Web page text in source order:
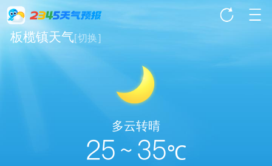
板榄镇天气[切换]
多云转晴
25 ~ 35℃